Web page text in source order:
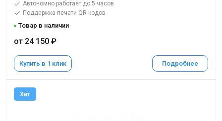
Автономно работает до 5 часов
Поддержка печати QR-кодов
Товар в наличии
от 24 150 ₽
Купить в 1 клик Подробнее
Хит